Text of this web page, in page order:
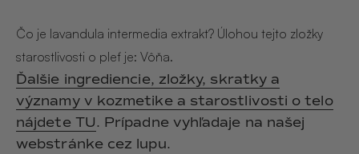
Čo je lavandula intermedia extrakt? Úlohou tejto zložky
starostlivosti o pleť je: Vôňa.
Ďalšie ingrediencie, zložky, skratky a
významy v kozmetike a starostlivosti o telo
nájdete TU. Prípadne vyhľadaje na našej
webstránke cez lupu.
€29,90 €24,90
MUCUMU
Candle
ROUGE
€24,90
MUCUMU
Essentials set
L´AMOUR
€38,90
Hand Cream Serum
Nail Oil
Candles
Sety